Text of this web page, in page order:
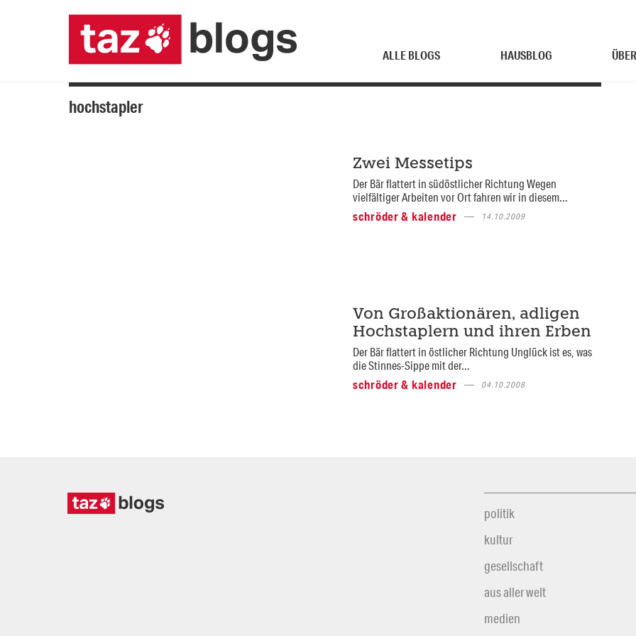
ALLE BLOGS HAUSBLOG
hochstapler
Zwei Messetips
Der Bär flattert in südöstlicher Richtung Wegen
vielfältiger Arbeiten vor Ort fahren wir in diesem...
schröder & kalender
14.10.2009
Von Großaktionären, adligen
Hochstaplern und ihren Erben
Der Bär flattert in östlicher Richtung Unglück ist es, was
die Stinnes-Sippe mit der...
schröder & kalender
04.10.2008
politik
kultur
gesellschaft
aus aller welt
medien